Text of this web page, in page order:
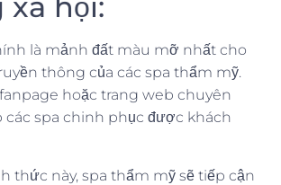
là mảnh đất màu mỡ nhất cho
thông của các spa thẩm mỹ.
hoặc trang web chuyên
các spa chinh phục được khách
thức này, spa thẩm mỹ sẽ tiếp cận